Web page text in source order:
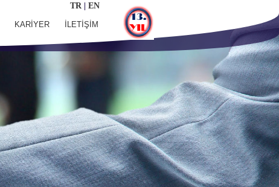
TR| EN
KARİYER İLETİŞİM